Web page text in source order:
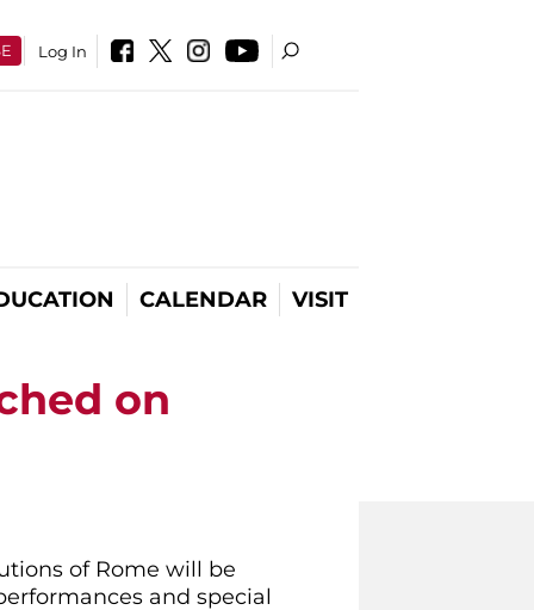
Log In
CALENDAR VISIT
on
of Rome will be
and special